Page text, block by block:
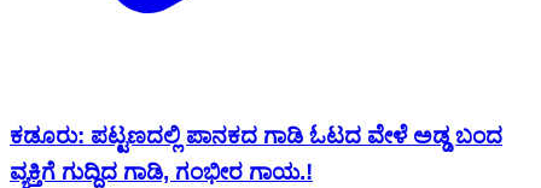
ಕಡೂರು: ಪಟ್ಟಣದಲ್ಲಿ ಪಾನಕದ ಗಾಡಿ ಓಟದ ವೇಳೆ ಅಡ್ಡ ಬಂದ
ವ್ಯಕ್ತಿಗೆ ಗುದ್ದಿದ ಗಾಡಿ, ಗಂಭೀರ ಗಾಯ.!